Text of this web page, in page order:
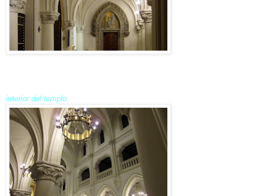
interior del templo